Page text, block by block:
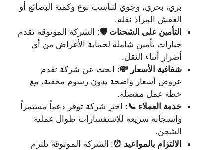
بري، بحري، وجوي لتناسب نوع وكمية البضائع أو
العفش المراد نقله.
التأمين على الشحنات 🛡️: الشركة الموثوقة تقدم
خيارات تأمين شاملة لحماية الأغراض من أي
أضرار أثناء النقل.
شفافية الأسعار 💸: ابحث عن شركة تقدم
عروض أسعار واضحة بدون رسوم مخفية، مع
خطة عمل مفصلة.
خدمة العملاء 📞: اختر شركة توفر دعماً مستمراً
واستجابة سريعة للاستفسارات طوال عملية
الشحن.
الالتزام بالمواعيد ⏰: الشركة الموثوقة تلتزم